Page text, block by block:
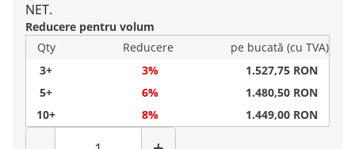
NET.
Reducere pentru volum
Qty
Reducere
pe bucată (cu TVA)
3+
3%
1.527,75 RON
5+
6%
1.480,50 RON
10+
8% 1.449,00 RON
Cantitate